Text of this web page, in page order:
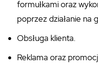
formułkami oraz
poprzez działanie na
Obsługa klienta.
Reklama oraz